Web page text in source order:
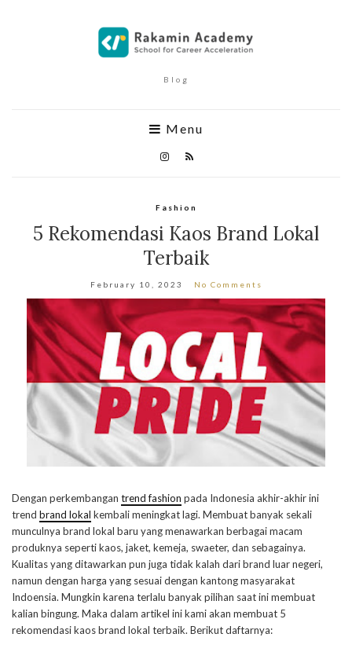
Blog
Menu
Fashion
5 Rekomendasi Kaos Brand Lokal
Terbaik
February 10, 2023 No Comments
Dengan perkembangan trend fashion pada Indonesia akhir-akhir ini
trend brand lokal kembali meningkat lagi. Membuat banyak sekali
munculnya brand lokal baru yang menawarkan berbagai macam
produknya seperti kaos, jaket, kemeja, swaeter, dan sebagainya.
Kualitas yang ditawarkan pun juga tidak kalah dari brand luar negeri,
namun dengan harga yang sesuai dengan kantong masyarakat
Indoensia. Mungkin karena terlalu banyak pilihan saat ini membuat
kalian bingung. Maka dalam artikel ini kami akan membuat 5
rekomendasi kaos brand lokal terbaik. Berikut daftarnya: